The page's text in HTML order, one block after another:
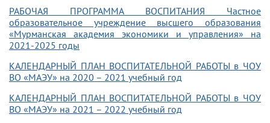
РАБОЧАЯ ПРОГРАММА ВОСПИТАНИЯ Частное
образовательное учреждение высшего образования
«Мурманская академия экономики и управления» на
2021-2025 годы
КАЛЕНДАРНЫЙ ПЛАН ВОСПИТАТЕЛЬНОЙ РАБОТЫ в ЧОУ
ВО «МАЭУ» на 2020 – 2021 учебный год
КАЛЕНДАРНЫЙ ПЛАН ВОСПИТАТЕЛЬНОЙ РАБОТЫ в ЧОУ
ВО «МАЭУ» на 2021 – 2022 учебный год